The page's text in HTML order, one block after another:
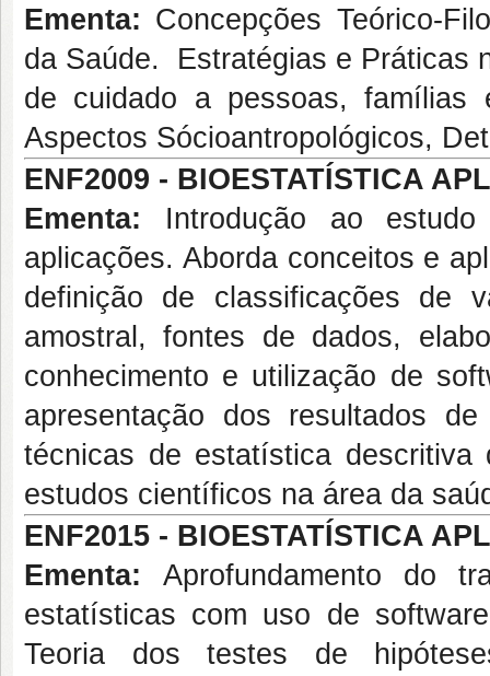
Ementa: Concepções Teórico-
da Saúde. Estratégias e Práticas
de cuidado a pessoas, famílias
Aspectos Sócioantropológicos,
ENF2009 - BIOESTATÍSTICA
Ementa: Introdução ao
aplicações. Aborda conceitos e
definição de classificações de
amostral, fontes de dados,
conhecimento e utilização de
apresentação dos resultados
técnicas de estatística descritiva
estudos científicos na área da
ENF2015 - BIOESTATÍSTICA
Ementa: Aprofundamento do
estatísticas com uso de
Teoria dos testes de